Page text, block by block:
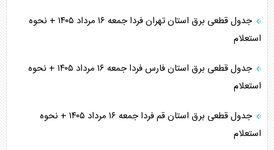
جدول قطعی برق استان تهران فردا جمعه ۱۶ مرداد ۱۴۰۵ + نحوه
استعلام
جدول قطعی برق استان فارس فردا جمعه ۱۶ مرداد ۱۴۰۵ + نحوه
استعلام
جدول قطعی برق استان قم فردا جمعه ۱۶ مرداد ۱۴۰۵ + نحوه
استعلام